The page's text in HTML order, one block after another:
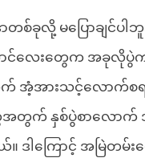
ခုလို့ မပြောချင်ပါဘူး
င်လေးတွေက အခုလိုပွဲ
အံ့အားသင့်လောက်စရ
တွက် နှစ်ပွဲစာလောက်
ဒါကြောင့် အမြဲတမ်